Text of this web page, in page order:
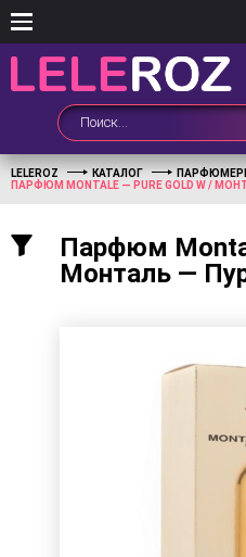
LELEROZ КАТАЛОГ
ПАРФЮМ MONTALE — PURE GOLD W /
Парфюм
Монталь —